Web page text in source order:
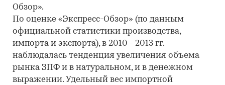
Обзор».
По оценке «Экспресс-Обзор» (по данным
официальной статистики производства,
импорта и экспорта), в 2010 - 2013 гг.
наблюдалась тенденция увеличения объема
рынка ЗПФ и в натуральном, и в денежном
выражении. Удельный вес импортной